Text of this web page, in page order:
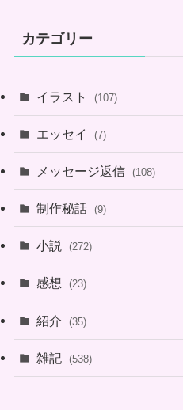
カテゴリー
イラスト (107)
エッセイ (7)
メッセージ返信 (108)
制作秘話 (9)
小説 (272)
感想 (23)
紹介 (35)
雑記 (538)